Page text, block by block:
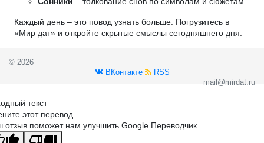
Каждый день – это повод узнать больше. Погрузитесь в
«Мир дат» и откройте скрытые смыслы сегодняшнего дня.
© 2026
ВКонтакте
RSS
mail@mirdat.ru
текст
этот перевод
отзыв поможет нам улучшить Google Переводчик